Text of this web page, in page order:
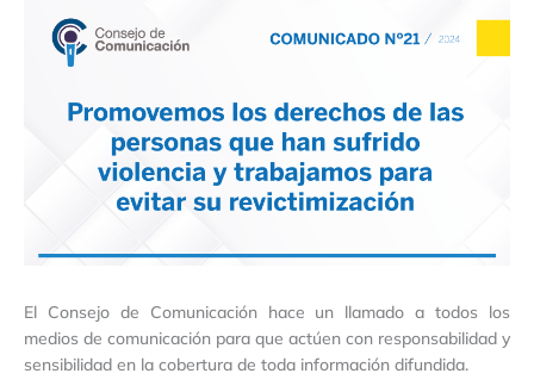
El Consejo de Comunicación hace un llamado a todos los
medios de comunicación para que actúen con responsabilidad y
sensibilidad en la cobertura de toda información difundida.